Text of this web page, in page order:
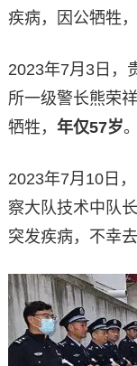
疾病，因公牺牲，
2023年7月3日，
所一级警长熊荣
牺牲， 年仅57岁。
2023年7月10日
察大队技术中队
突发疾病，不幸去